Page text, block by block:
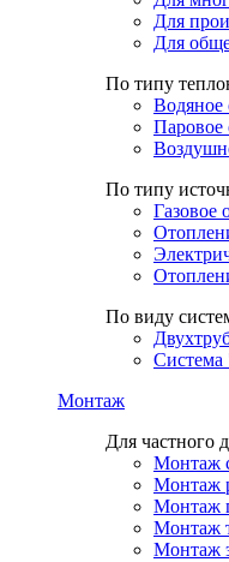
Для
Для
По типу
Водяное
Паровое
По типу
Газовое
По виду
Монтаж
Для частного
Монтаж
Монтаж
Монтаж
Монтаж
Монтаж